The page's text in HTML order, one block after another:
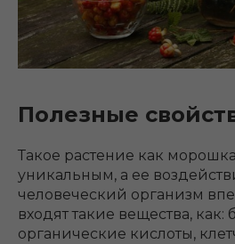
Полезные
Такое растение как морошка
уникальным, а ее
человеческий организм
входят такие вещества, как:
органические кислоты,